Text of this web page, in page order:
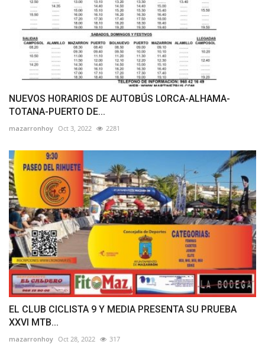
NUEVOS HORARIOS DE AUTOBÚS LORCA-ALHAMA-
TOTANA-PUERTO DE...
mazarronhoy Oct 3, 2022 2281
EL CLUB CICLISTA 9 Y MEDIA PRESENTA SU PRUEBA
XXVI MTB...
mazarronhoy Oct 28, 2022 317